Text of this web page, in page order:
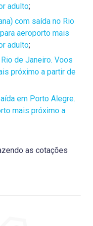
adulto;
com saída no Rio
aeroporto mais
adulto;
de Janeiro. Voos
próximo a partir de
em Porto Alegre.
mais próximo a
as cotações